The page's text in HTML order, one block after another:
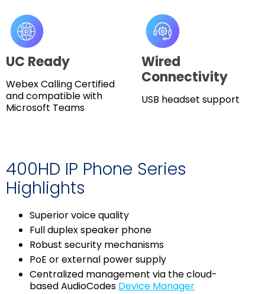
UC Ready
Webex Calling Certified
and compatible with
Microsoft Teams
Wired
Connectivity
USB headset support
400HD IP Phone Series
Highlights
Superior voice quality
Full duplex speaker phone
Robust security mechanisms
PoE or external power supply
Centralized management via the cloud-
based AudioCodes Device Manager